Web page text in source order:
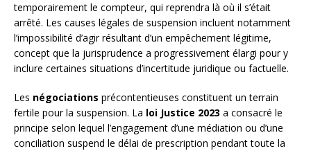
temporairement le compteur, qui reprendra là où il s’était
arrêté. Les causes légales de suspension incluent notamment
l’impossibilité d’agir résultant d’un empêchement légitime,
concept que la jurisprudence a progressivement élargi pour y
inclure certaines situations d’incertitude juridique ou factuelle.
Les négociations précontentieuses constituent un terrain
fertile pour la suspension. La loi Justice 2023 a consacré le
principe selon lequel l’engagement d’une médiation ou d’une
conciliation suspend le délai de prescription pendant toute la